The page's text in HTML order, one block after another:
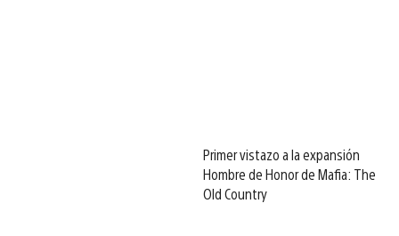
Primer vistazo a la expansión
Hombre de Honor de Mafia: The
Old Country